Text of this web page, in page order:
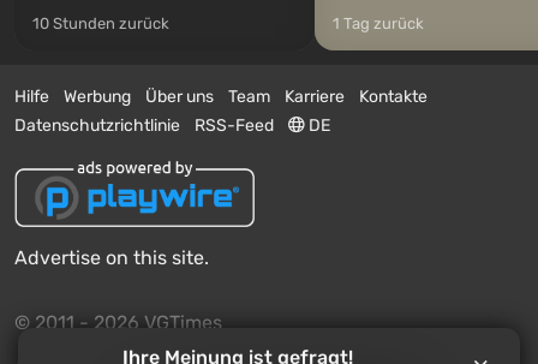
10 Stunden zurück 1 Tag zurück
Hilfe Werbung Über uns Team Karriere
Kontakte
Datenschutzrichtlinie
RSS-Feed DE
Advertise on this site.
© 2011 - 2026 VGTimes
Ihre Meinung ist gefragt!